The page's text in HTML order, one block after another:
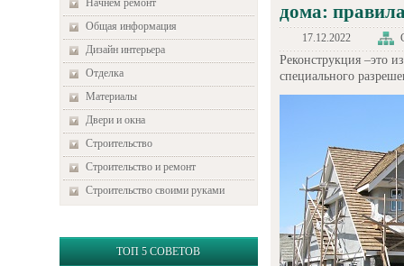
Начнем ремонт
Общая информация
Дизайн интерьера
Отделка
Материалы
Двери и окна
Строительство
Строительство и ремонт
Строительство своими руками
ТОП 5 СОВЕТОВ
дома:
17.12.2022
Реконструкция –это
специального